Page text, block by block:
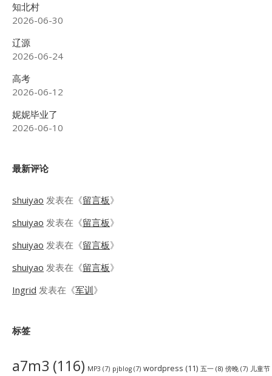
知北村
2026-06-30
辽源
2026-06-24
高考
2026-06-12
妮妮毕业了
2026-06-10
最新评论
shuiyao 发表在《留言板》
shuiyao 发表在《留言板》
shuiyao 发表在《留言板》
shuiyao 发表在《留言板》
Ingrid 发表在《军训》
标签
a7m3 (116) MP3 (7) pjblog (7) wordpress (11) 五一 (8) 傍晚 (7) 儿童节